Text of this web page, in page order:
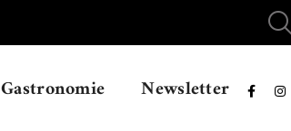
Gastronomie Newsletter  